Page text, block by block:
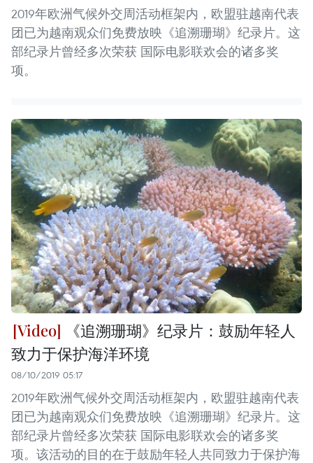
2019年欧洲气候外交周活动框架内，欧盟驻越南代表
团已为越南观众们免费放映《追溯珊瑚》纪录片。这
部纪录片曾经多次荣获 国际电影联欢会的诸多奖
项。
《追溯珊瑚》纪录片：鼓励年轻人
致力于保护海洋环境
08/10/2019 05:17
2019年欧洲气候外交周活动框架内，欧盟驻越南代表
团已为越南观众们免费放映《追溯珊瑚》纪录片。这
部纪录片曾经多次荣获 国际电影联欢会的诸多奖
项。该活动的目的在于鼓励年轻人共同致力于保护海